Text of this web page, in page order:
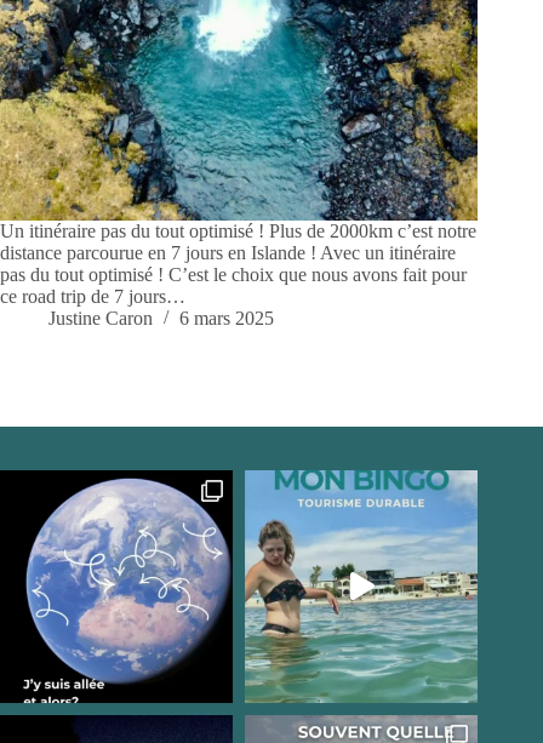
Un itinéraire pas du tout optimisé ! Plus de 2000km c’est notre
distance parcourue en 7 jours en Islande ! Avec un itinéraire
pas du tout optimisé ! C’est le choix que nous avons fait pour
ce road trip de 7 jours…
Justine Caron
6 mars 2025